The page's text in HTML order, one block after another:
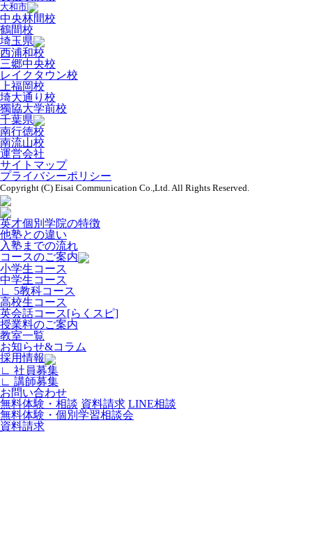
大和市
中央林間校
鶴間校
埼玉県
西浦和校
三郷中央校
レイクタウン校
上福岡校
埼大通り校
獨協大学前校
千葉県
南行徳校
南流山校
運営会社
サイトマップ
プライバシーポリシー
Copyright (C) Eisai Communication Co.,Ltd. All Rights Reserved.
英才個別学院の特徴
他塾との違い
入塾までの流れ
コースのご案内
小学生コース
中学生コース
∟ 5教科コース
高校生コース
英会話コース[らくスピ]
授業料のご案内
教室一覧
お知らせ&コラム
採用情報
∟ 社員募集
∟ 講師募集
お問い合わせ
無料体験・相談 資料請求 LINE相談
無料体験・個別学習相談会
資料請求